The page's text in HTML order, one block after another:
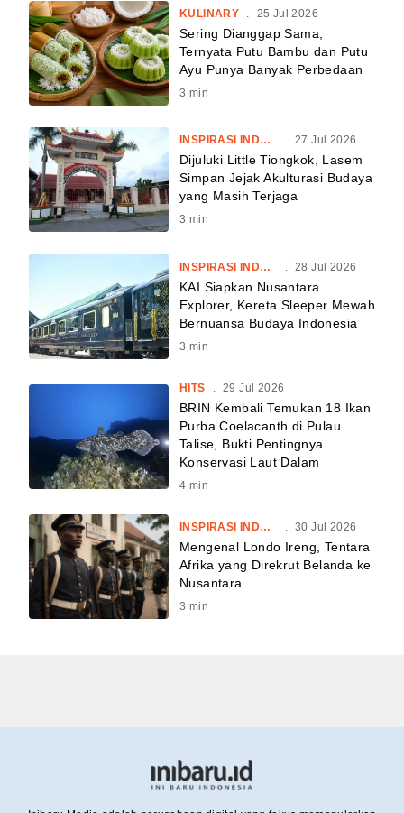
KULINARY . 25 Jul 2026
Sering Dianggap Sama,
Ternyata Putu Bambu dan Putu
Ayu Punya Banyak Perbedaan
3 min
INSPIRASI INDONESIA . 27 Jul 2026
Dijuluki Little Tiongkok, Lasem
Simpan Jejak Akulturasi Budaya
yang Masih Terjaga
3 min
INSPIRASI INDONESIA 28 Jul 2026
KAI Siapkan Nusantara
Explorer, Kereta Sleeper Mewah
Bernuansa Budaya Indonesia
3 min
HITS 29 Jul 2026
BRIN Kembali Temukan 18 Ikan
Purba Coelacanth di Pulau
Talise, Bukti Pentingnya
Konservasi Laut Dalam
4 min
INSPIRASI INDONESIA 30 Jul 2026
Mengenal Londo Ireng, Tentara
Afrika yang Direkrut Belanda ke
Nusantara
3 min